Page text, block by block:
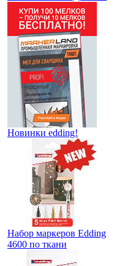
Новинки edding!
Набор маркеров Edding
4600 по ткани